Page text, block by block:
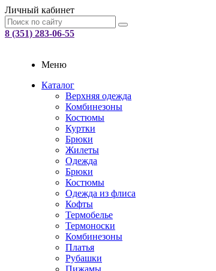
Личный кабинет
8 (351) 283-06-55
Меню
Каталог
Верхняя одежда
Комбинезоны
Костюмы
Куртки
Брюки
Жилеты
Одежда
Брюки
Костюмы
Одежда из флиса
Кофты
Термобелье
Термоноски
Комбинезоны
Платья
Рубашки
Пижамы